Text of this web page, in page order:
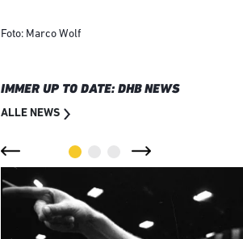
Foto: Marco Wolf
IMMER UP TO DATE: DHB NEWS
ALLE NEWS